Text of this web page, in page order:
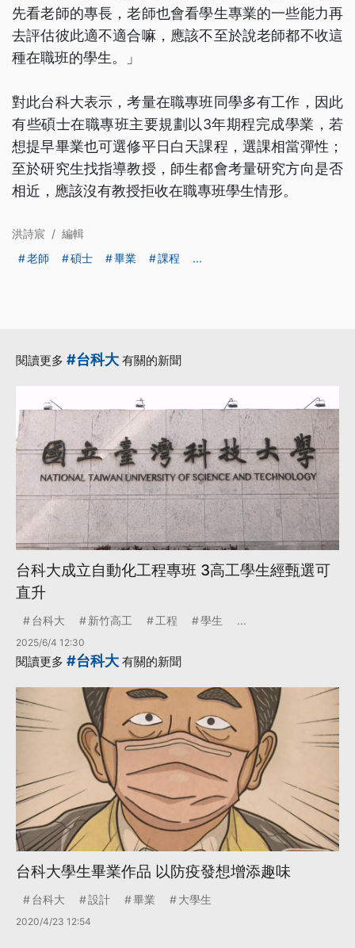
先看老師的專長，老師也會看學生專業的一些能力再
去評估彼此適不適合嘛，應該不至於說老師都不收這
種在職班的學生。」
對此台科大表示，考量在職專班同學多有工作，因此
有些碩士在職專班主要規劃以3年期程完成學業，若
想提早畢業也可選修平日白天課程，選課相當彈性；
至於研究生找指導教授，師生都會考量研究方向是否
相近，應該沒有教授拒收在職專班學生情形。
洪詩宸 / 編輯
老師
碩士 畢業 課程 ...
閱讀更多 #台科大 有關的新聞
台科大成立自動化工程專班 3高工學生經甄選可
直升
台科大 新竹高工 工程 學生 ...
2025/6/4 12:30
閱讀更多 #台科大 有關的新聞
台科大學生畢業作品 以防疫發想增添趣味
台科大 設計 畢業 大學生
2020/4/23 12:54